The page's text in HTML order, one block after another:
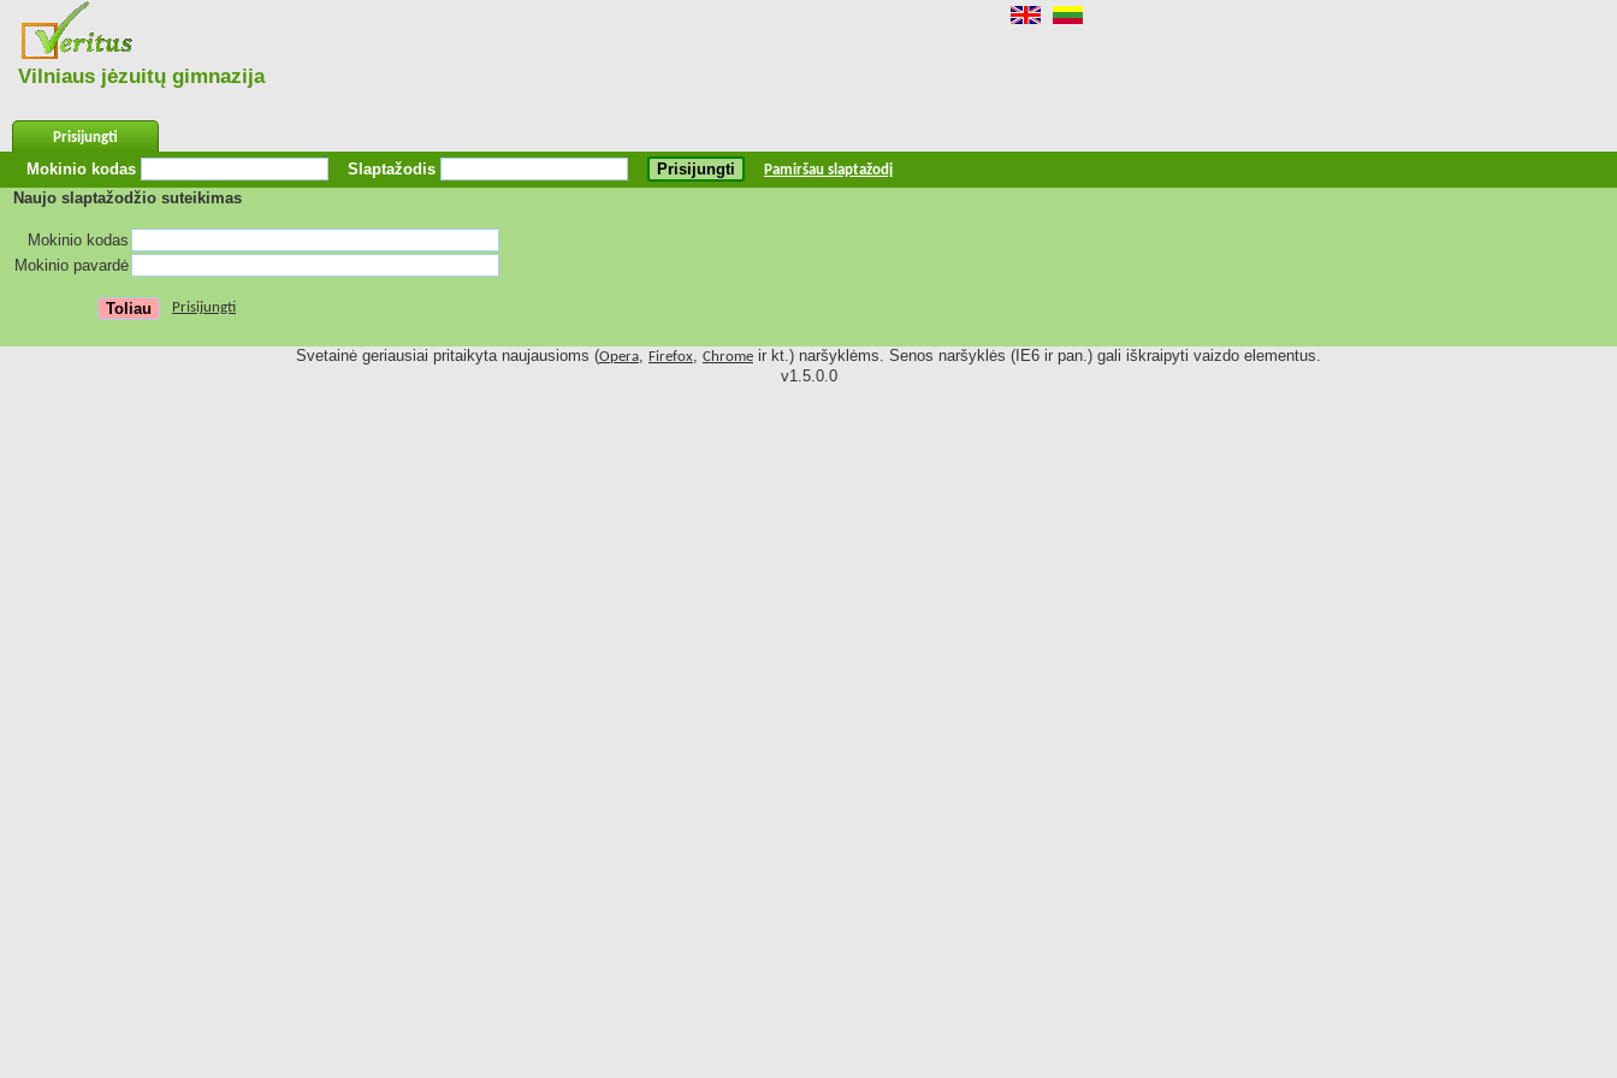
Vilniaus jėzuitų gimnazija
Prisijungti
Mokinio kodas Slaptažodis Pamiršau slaptažodį
Naujo slaptažodžio suteikimas
Mokinio kodas
Mokinio pavardė
Prisijungti
Svetainė geriausiai pritaikyta naujausioms (Opera, Firefox, Chrome ir kt.) naršyklėms. Senos naršyklės (IE6 ir pan.) gali iškraipyti vaizdo elementus.
v1.5.0.0